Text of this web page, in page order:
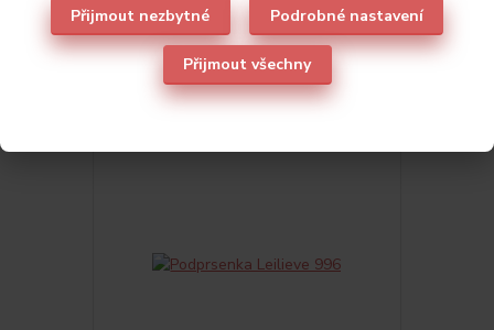
Také doporučujeme 3
Přijmout nezbytné Podrobné nastavení
Přijmout všechny